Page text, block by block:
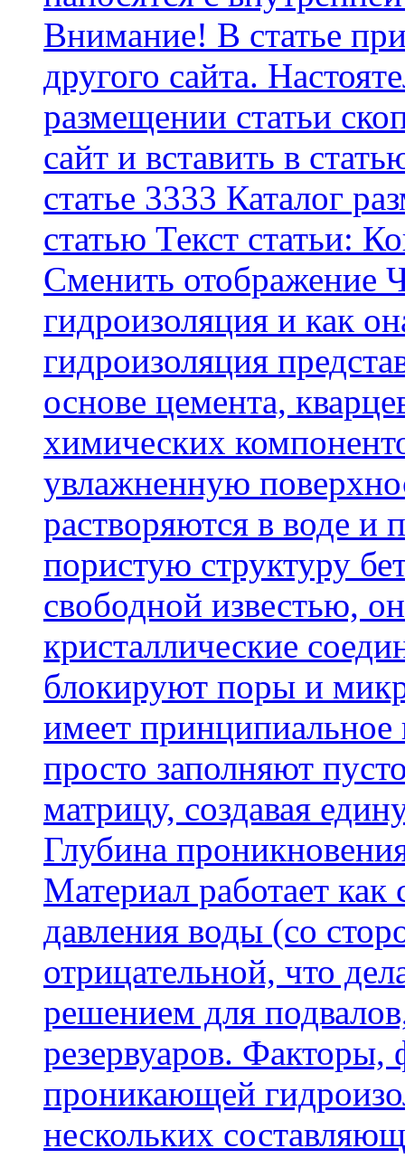
Внимание! В статье
другого сайта.
размещении статьи
сайт и вставить в
статье 3333 Каталог
статью Текст статьи:
Cменить отображение
гидроизоляция и как
гидроизоляция
основе цемента,
химических
увлажненную
растворяются в воде и
пористую структуру
свободной известью,
кристаллические
блокируют поры и
имеет
просто заполняют
матрицу, создавая
Глубина
Материал работает
давления воды (со
отрицательной, что
решением для
резервуаров.
проникающей
нескольких